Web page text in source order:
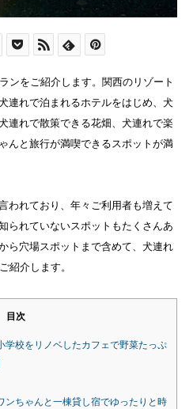
ンをご紹介します。関西のリゾート
連れで泊まれるホテルをはじめ、犬
連れで散策できる花畑、犬連れで楽
んと旅行が満喫できるスポットが満
われており、年々ご利用者も増えて
られていないスポットもたくさんあ
ら穴場スポットまで含めて、犬連れ
紹介します。
目次
校をリノベしたカフェで野菜たっぷ
ちゃんと一棟貸し宿でゆったりと時